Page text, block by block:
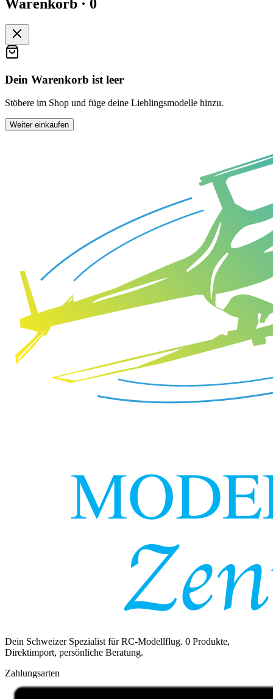
Warenkorb · 0
Dein Warenkorb ist leer
Stöbere im Shop und füge deine Lieblingsmodelle hinzu.
Weiter einkaufen
Dein Schweizer Spezialist für RC-Modellflug. 0 Produkte,
Direktimport, persönliche Beratung.
Zahlungsarten